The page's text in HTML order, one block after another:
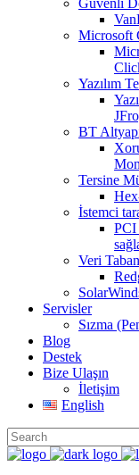
Güvenli
Microsoft
Yazılım
BT
Tersine
İstemci
PCI
Veri
Servisler
Sızma
Blog
Destek
Bize Ulaşın
İletişim
English